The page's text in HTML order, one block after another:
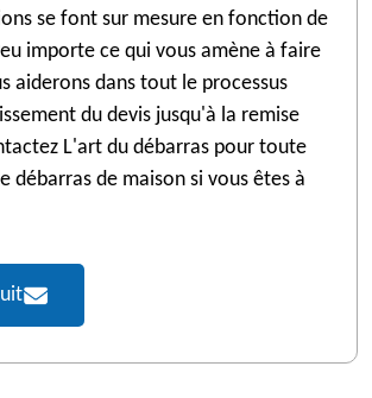
se font sur mesure en fonction de
importe ce qui vous amène à faire
aiderons dans tout le processus
du devis jusqu'à la remise
L'art du débarras pour toute
débarras de maison si vous êtes à